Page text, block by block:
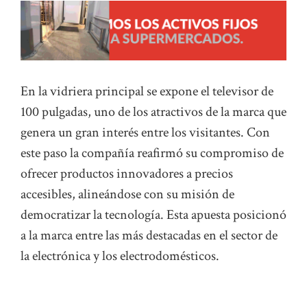
En la vidriera principal se expone el televisor de
100 pulgadas, uno de los atractivos de la marca que
genera un gran interés entre los visitantes. Con
este paso la compañía reafirmó su compromiso de
ofrecer productos innovadores a precios
accesibles, alineándose con su misión de
democratizar la tecnología. Esta apuesta posicionó
a la marca entre las más destacadas en el sector de
la electrónica y los electrodomésticos.